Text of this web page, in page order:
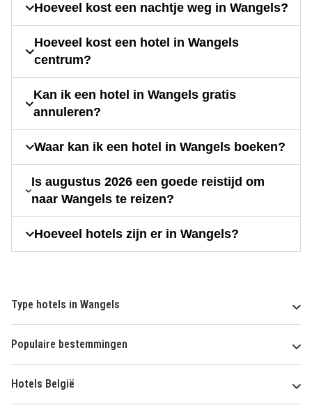
Hoeveel kost een nachtje weg in Wangels?
Hoeveel kost een hotel in Wangels
centrum?
Kan ik een hotel in Wangels gratis
annuleren?
Waar kan ik een hotel in Wangels boeken?
Is augustus 2026 een goede reistijd om
naar Wangels te reizen?
Hoeveel hotels zijn er in Wangels?
Type hotels in Wangels
Populaire bestemmingen
Hotels België